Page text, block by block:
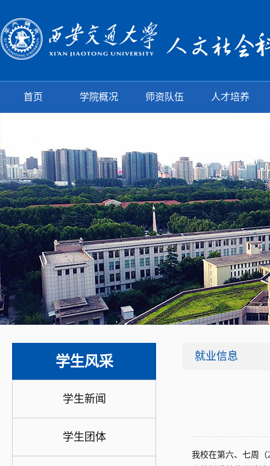
首页 学院概况 师资队伍 人才培养
学生风采
学生新闻
学生团体
就业信息
我校在第六、七周（